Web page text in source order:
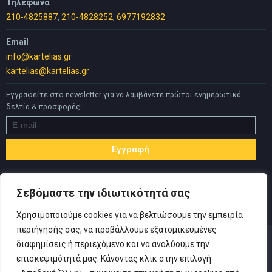
Σεβόμαστε την ιδιωτικότητά σας
Χρησιμοποιούμε cookies για να βελτιώσουμε την εμπειρία
περιήγησής σας, να προβάλλουμε εξατομικευμένες
διαφημίσεις ή περιεχόμενο και να αναλύουμε την
επισκεψιμότητά μας. Κάνοντας κλικ στην επιλογή
Τηλέφωνα
210-4825887, 210-4828252, 6977192832
Email
info@kartelias.gr
kartelias@kartelias.gr
Εγγραφείτε στο newsletter για να λαμβάνετε πρώτοι ενημερωτικά
δελτία & προσφορές: